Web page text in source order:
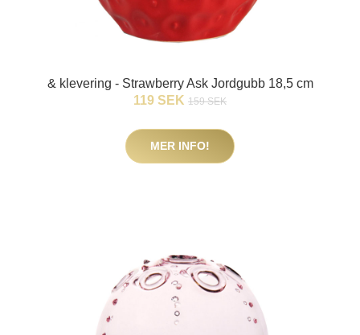
& klevering - Strawberry Ask Jordgubb 18,5 cm
119 SEK 159 SEK
MER INFO!